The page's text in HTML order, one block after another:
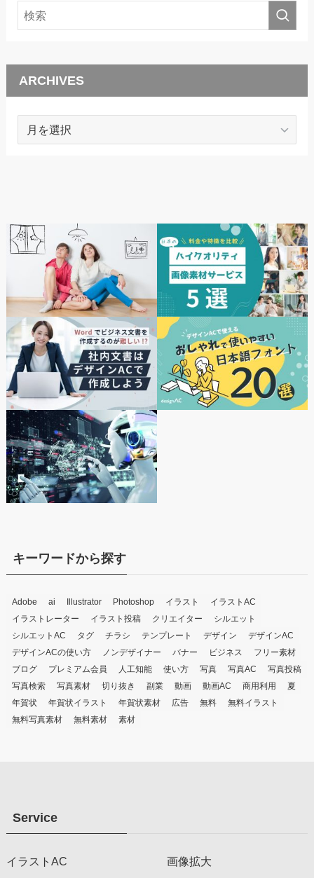
ARCHIVES
ARCHIVES
キーワードから探す
Adobe ai Illustrator Photoshop イラスト
イラストAC
イラストレーター
イラスト投稿 クリエイター
シルエット
シルエットAC
タグ チラシ テンプレート デザイン
デザインAC
デザインACの使い方
ノンデザイナー バナー ビジネス
フリー素材
ブログ
プレミアム会員 人工知能 使い方 写真 写真AC
写真投稿
写真検索
写真素材 切り抜き 副業 動画 動画AC 商用利用
夏
年賀状
年賀状イラスト 年賀状素材 広告 無料
無料イラスト
無料写真素材
無料素材 素材
Service
イラストAC 画像拡大